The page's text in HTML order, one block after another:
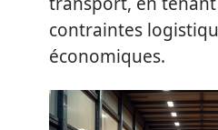
contraintes
économiques.